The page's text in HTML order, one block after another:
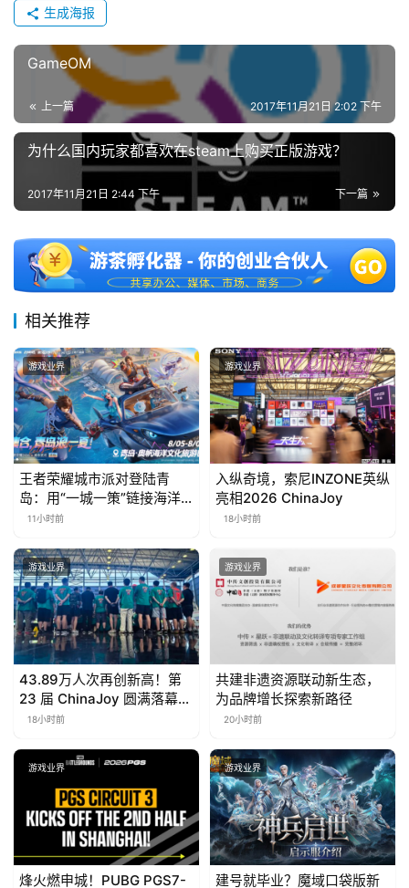
会
中
文
(
中
生成海报
GameOM
上一篇 2017年11月21日 2:02 下午
为什么国内玩家都喜欢在steam上购买正版游戏？
下一篇
2017年11月21日 2:44 下午
相关推荐
游戏业界
王者荣耀城市派对登陆青
岛：用“一城一策”链接海洋
场景，以双向奔赴带动夏日
11小时前
游戏业界
入纵奇境，索尼INZONE英纵
亮相2026 ChinaJoy
18小时前
游戏业界
43.89万人次再创新高！第
23 届 ChinaJoy 圆满落幕：
感谢有你，共赴这场“与 AI
18小时前
游戏业界
共建非遗资源联动新生态，
为品牌增长探索新路径
20小时前
游戏业界
烽火燃申城！PUBG PGS7-
游戏业界
建号就毕业？魔域口袋版新